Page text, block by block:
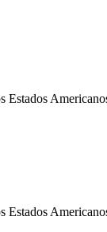
Estados